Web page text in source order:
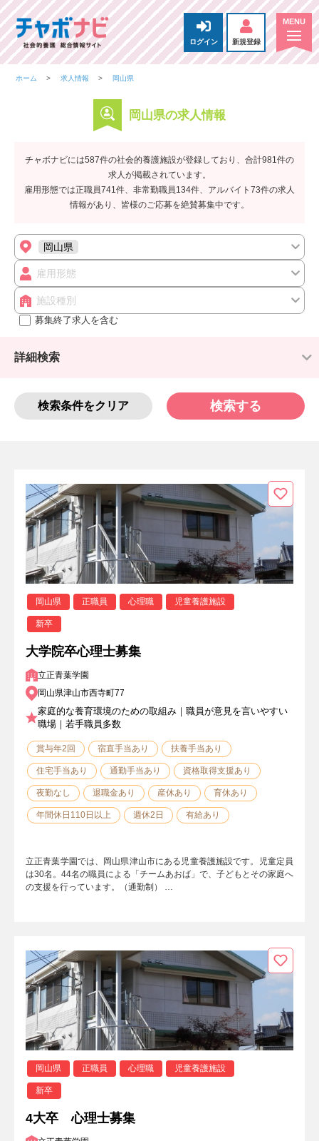
ログイン 新規登録
ホーム 求人情報 岡山県
岡山県の求人情報
チャボナビには587件の社会的養護施設が登録しており、合計981件の
求人が掲載されています。
雇用形態では正職員741件、非常勤職員134件、アルバイト73件の求人
情報があり、皆様のご応募を絶賛募集中です。
岡山県
雇用形態
施設種別
募集終了求人を含む
詳細検索
検索条件をクリア 検索する
岡山県 正職員 心理職 児童養護施設
新卒
大学院卒心理士募集
立正青葉学園
岡山県津山市西寺町77
家庭的な養育環境のための取組み｜職員が意見を言いやすい
職場｜若手職員多数
賞与年2回 宿直手当あり 扶養手当あり
住宅手当あり 通勤手当あり 資格取得支援あり
夜勤なし 退職金あり 産休あり 育休あり
年間休日110日以上 週休2日 有給あり
立正青葉学園では、岡山県津山市にある児童養護施設です。児童定員
は30名。44名の職員による「チームあおば」で、子どもとその家庭へ
の支援を行っています。（通勤制） …
岡山県 正職員 心理職 児童養護施設
新卒
4大卒 心理士募集